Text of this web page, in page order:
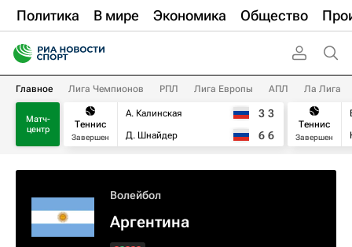
Политика В мире Экономика Общество
Главное Лига Чемпионов РПЛ Лига Европы АПЛ Ла Лига
Матч-
центр
Теннис
Завершен
А. Калинская
Д. Шнайдер
3 3
6 6
Теннис
Завершен
Волейбол
Аргентина